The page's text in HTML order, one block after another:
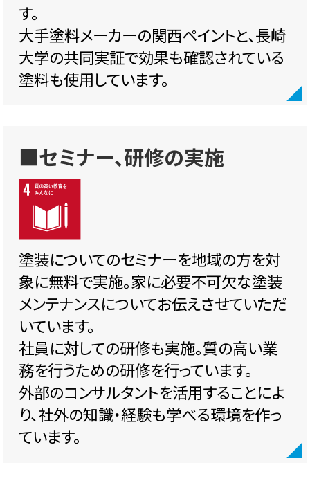
す。
大手塗料メーカーの関西ペイントと、長崎
大学の共同実証で効果も確認されている
塗料も使用しています。
■セミナー、研修の実施
塗装についてのセミナーを地域の方を対
象に無料で実施。家に必要不可欠な塗装
メンテナンスについてお伝えさせていただ
いています。
社員に対しての研修も実施。質の高い業
務を行うための研修を行っています。
外部のコンサルタントを活用することによ
り、社外の知識・経験も学べる環境を作っ
ています。